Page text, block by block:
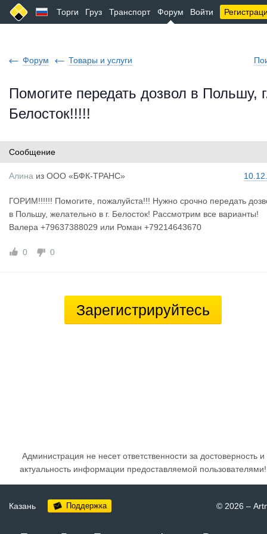
Торги Груз Транспорт Форум Войти
Форум Товары и услуги
Помогите передать дозвол в Польшу,
Белосток!!!!!
Сообщение
Алина из ООО «БФК-ТРАНС»
ГОРИМ!!!!!! Помогите, пожалуйста!!! Нужно срочно передать
в Польшу, желательно в г. Белосток! Рассмотрим все варианты!
Валера +79637388029 или Роман +79214643670
0 0
Зарегистрируйтесь
Администрация не несет ответственности за достоверность и
актуальность информации предоставляемой пользователями!
Казань Поддержка © 2026 –